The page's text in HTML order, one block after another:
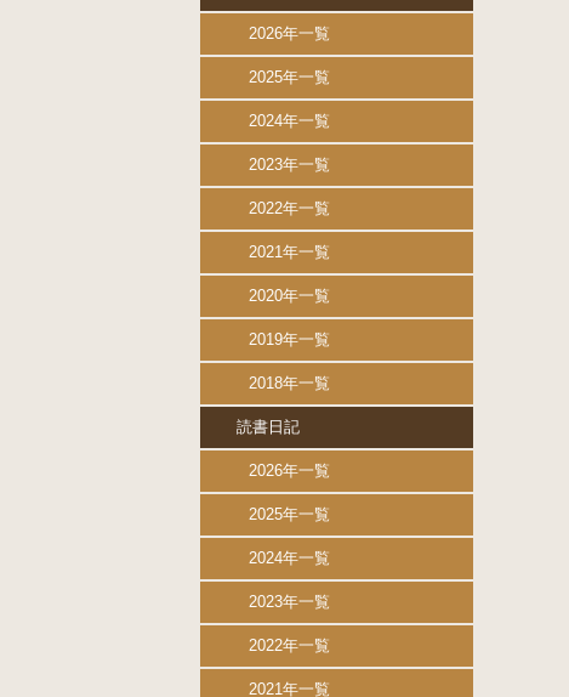
2026年一覧
2025年一覧
2024年一覧
2023年一覧
2022年一覧
2021年一覧
2020年一覧
2019年一覧
2018年一覧
読書日記
2026年一覧
2025年一覧
2024年一覧
2023年一覧
2022年一覧
2021年一覧